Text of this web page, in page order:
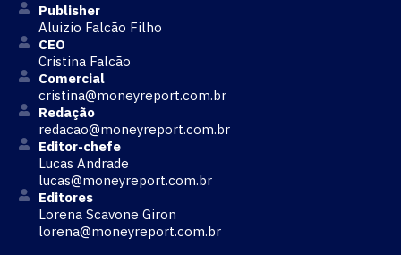
Publisher
Aluizio Falcão Filho
CEO
Cristina Falcão
Comercial
cristina@moneyreport.com.br
Redação
redacao@moneyreport.com.br
Editor-chefe
Lucas Andrade
lucas@moneyreport.com.br
Editores
Lorena Scavone Giron
lorena@moneyreport.com.br